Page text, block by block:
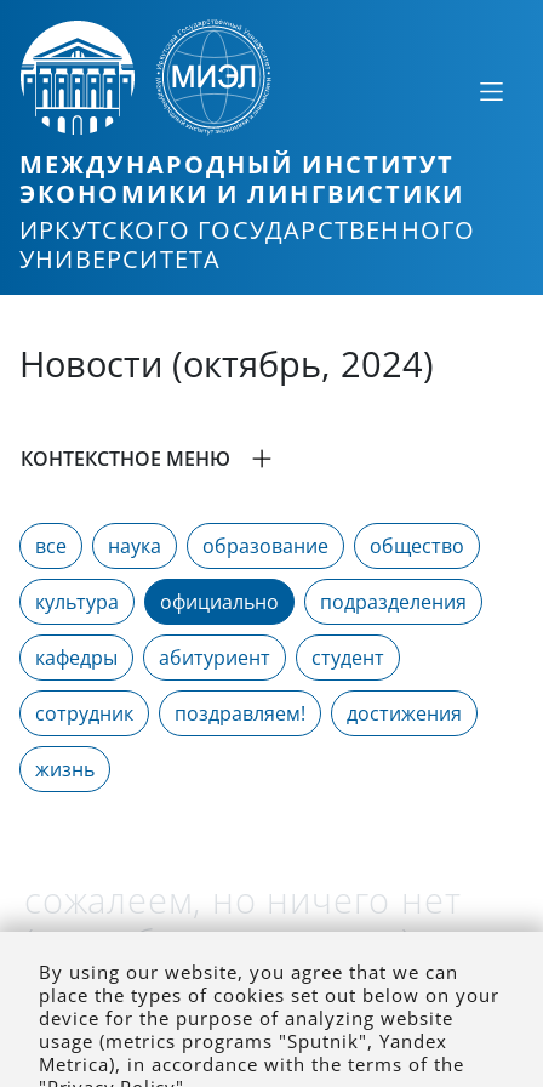
МЕЖДУНАРОДНЫЙ ИНСТИТУТ
ЭКОНОМИКИ И ЛИНГВИСТИКИ
ИРКУТСКОГО ГОСУДАРСТВЕННОГО
УНИВЕРСИТЕТА
Новости (октябрь, 2024)
КОНТЕКСТНОЕ МЕНЮ
все наука образование общество
культура официально подразделения
кафедры абитуриент студент
сотрудник поздравляем! достижения
жизнь
сожалеем, но ничего нет
(на выбранное время)
By using our website, you agree that we can
place the types of cookies set out below on your
device for the purpose of analyzing website
usage (metrics programs "Sputnik", Yandex
Metrica), in accordance with the terms of the